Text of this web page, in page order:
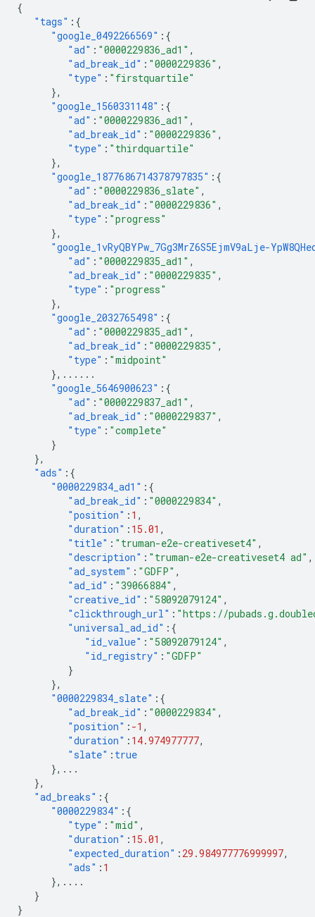
{
"tags" :{
"google_0492266569" :{
"ad" : "0000229836_ad1" ,
"ad_break_id" : "0000229836" ,
"type" : "firstquartile"
},
"google_1560331148" :{
"ad" : "0000229836_ad1" ,
"ad_break_id" : "0000229836" ,
"type" : "thirdquartile"
},
"google_1877686714378797835" :{
"ad" : "0000229836_slate" ,
"ad_break_id" : "0000229836" ,
"type" : "progress"
},
"google_1vRyQBYPw_7Gg3MrZ6S5EjmV9aLje-
"ad" : "0000229835_ad1" ,
"ad_break_id" : "0000229835" ,
"type" : "progress"
},
"google_2032765498" :{
"ad" : "0000229835_ad1" ,
"ad_break_id" : "0000229835" ,
"type" : "midpoint"
}, ......
"google_5646900623" :{
"ad" : "0000229837_ad1" ,
"ad_break_id" : "0000229837" ,
"type" : "complete"
}
},
"ads" :{
"0000229834_ad1" :{
"ad_break_id" : "0000229834" ,
"position" : 1 ,
"duration" : 15.01 ,
"title" : "truman-e2e-creativeset4" ,
"description" : "truman-e2e-creativeset4 ad" ,
"ad_system" : "GDFP" ,
"ad_id" : "39066884" ,
"creative_id" : "58092079124" ,
"clickthrough_url" : "https://
"universal_ad_id" :{
"id_value" : "58092079124" ,
"id_registry" : "GDFP"
}
},
"0000229834_slate" :{
"ad_break_id" : "0000229834" ,
"position" : -1 ,
"duration" : 14.974977777,
"slate" : true
}, ...
},
"ad_breaks" :{
"0000229834" :{
"type" : "mid" ,
"duration" : 15.01 ,
"expected_duration" : 29.984977776999997,
"ads" : 1
}, ....
}
}